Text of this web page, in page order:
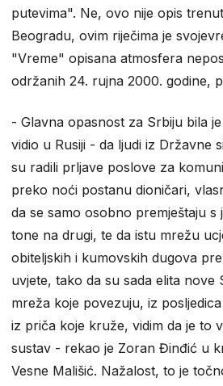
putevima". Ne, ovo nije opis
Beogradu, ovim riječima je
"Vreme" opisana atmosfera
održanih 24. rujna 2000. godine,
- Glavna opasnost za Srbiju bila
vidio u Rusiji - da ljudi iz Državne
su radili prljave poslove za
preko noći postanu dioničari,
da se samo osobno premještaju s
tone na drugi, te da istu mrežu
obiteljskih i kumovskih dugova
uvjete, tako da su sada elita nove
mreža koje povezuju, iz
iz priča koje kruže, vidim da je to
sustav - rekao je Zoran Đinđić u
Vesne Mališić. Nažalost, to je